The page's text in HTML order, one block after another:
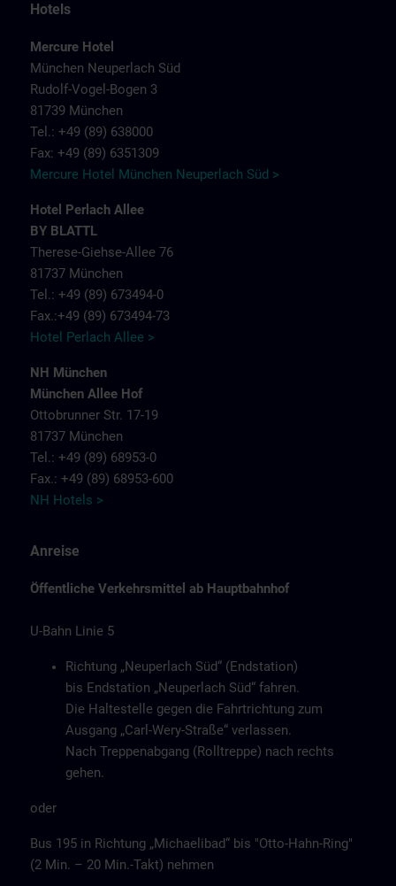
Hotels
Mercure Hotel
München Neuperlach Süd
Rudolf-Vogel-Bogen 3
81739 München
Tel.: +49 (89) 638000
Fax: +49 (89) 6351309
Mercure Hotel München Neuperlach Süd >
Hotel Perlach Allee
BY BLATTL
Therese-Giehse-Allee 76
81737 München
Tel.: +49 (89) 673494-0
Fax.:+49 (89) 673494-73
Hotel Perlach Allee >
NH München
München Allee Hof
Ottobrunner Str. 17-19
81737 München
Tel.: +49 (89) 68953-0
Fax.: +49 (89) 68953-600
NH Hotels >
Anreise
Öffentliche Verkehrsmittel ab Hauptbahnhof
U-Bahn Linie 5
Richtung „Neuperlach Süd“ (Endstation)
bis Endstation „Neuperlach Süd“ fahren.
Die Haltestelle gegen die Fahrtrichtung zum
Ausgang „Carl-Wery-Straße“ verlassen.
Nach Treppenabgang (Rolltreppe) nach rechts
gehen.
oder
Bus 195 in Richtung „Michaelibad“ bis "Otto-Hahn-Ring"
(2 Min. – 20 Min.-Takt) nehmen